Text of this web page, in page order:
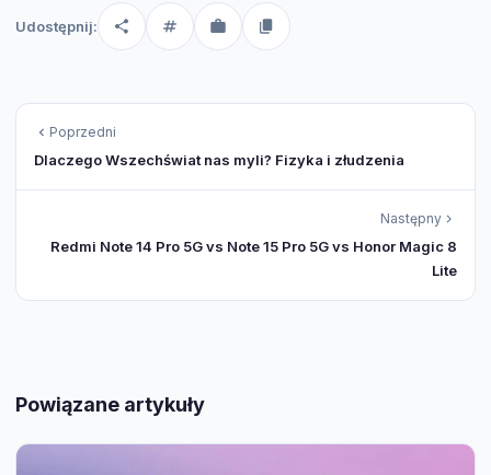
Udostępnij:
Poprzedni
Dlaczego Wszechświat nas myli? Fizyka i złudzenia
Następny
Redmi Note 14 Pro 5G vs Note 15 Pro 5G vs Honor Magic 8
Lite
Powiązane artykuły